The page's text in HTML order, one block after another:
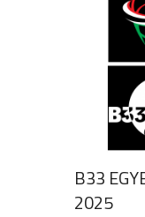
B33
2025